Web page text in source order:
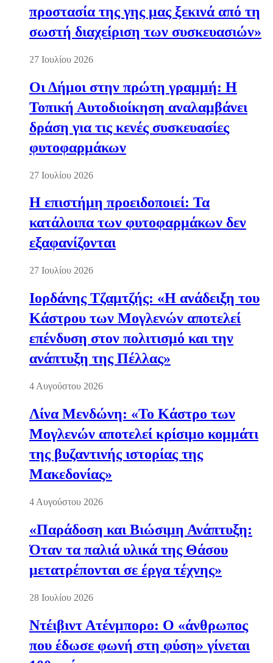
προστασία της γης μας ξεκινά από τη
σωστή διαχείριση των συσκευασιών»
27 Ιουλίου 2026
Οι Δήμοι στην πρώτη γραμμή: Η
Τοπική Αυτοδιοίκηση αναλαμβάνει
δράση για τις κενές συσκευασίες
φυτοφαρμάκων
27 Ιουλίου 2026
Η επιστήμη προειδοποιεί: Τα
κατάλοιπα των φυτοφαρμάκων δεν
εξαφανίζονται
27 Ιουλίου 2026
Ιορδάνης Τζαμτζής: «Η ανάδειξη του
Κάστρου των Μογλενών αποτελεί
επένδυση στον πολιτισμό και την
ανάπτυξη της Πέλλας»
4 Αυγούστου 2026
Λίνα Μενδώνη: «Το Κάστρο των
Μογλενών αποτελεί κρίσιμο κομμάτι
της βυζαντινής ιστορίας της
Μακεδονίας»
4 Αυγούστου 2026
«Παράδοση και Βιώσιμη Ανάπτυξη:
Όταν τα παλιά υλικά της Θάσου
μετατρέπονται σε έργα τέχνης»
28 Ιουλίου 2026
Ντέιβιντ Ατένμπορο: Ο «άνθρωπος
που έδωσε φωνή στη φύση» γίνεται